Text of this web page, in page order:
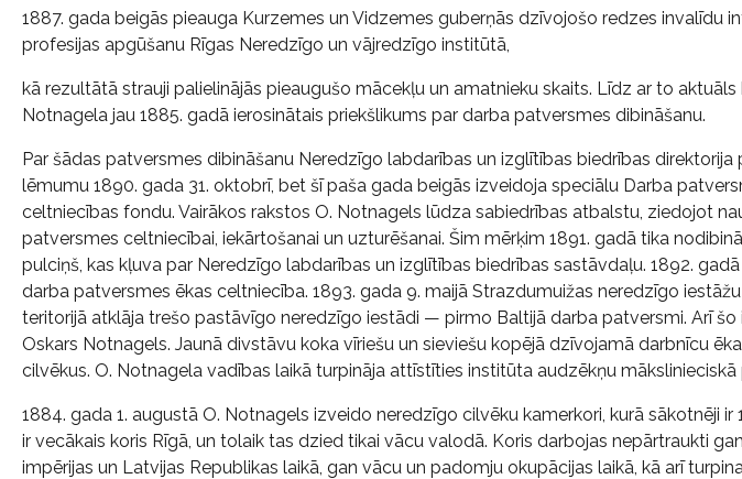
1887. gada beigās pieauga Kurzemes un Vidzemes guberņās dzīvojošo redzes invalīdu
profesijas apgūšanu Rīgas Neredzīgo un vājredzīgo institūtā,
kā rezultātā strauji palielinājās pieaugušo mācekļu un amatnieku skaits. Līdz ar to aktuāls
Notnagela jau 1885. gadā ierosinātais priekšlikums par darba patversmes dibināšanu.
Par šādas patversmes dibināšanu Neredzīgo labdarības un izglītības biedrības direktorija
lēmumu 1890. gada 31. oktobrī, bet šī paša gada beigās izveidoja speciālu Darba
celtniecības fondu. Vairākos rakstos O. Notnagels lūdza sabiedrības atbalstu, ziedojot
patversmes celtniecībai, iekārtošanai un uzturēšanai. Šim mērķim 1891. gadā tika
pulciņš, kas kļuva par Neredzīgo labdarības un izglītības biedrības sastāvdaļu. 1892.
darba patversmes ēkas celtniecība. 1893. gada 9. maijā Strazdumuižas neredzīgo
teritorijā atklāja trešo pastāvīgo neredzīgo iestādi — pirmo Baltijā darba patversmi. Arī šo
Oskars Notnagels. Jaunā divstāvu koka vīriešu un sieviešu kopējā dzīvojamā darbnīcu
cilvēkus. O. Notnagela vadības laikā turpināja attīstīties institūta audzēkņu mākslinieciskā
1884. gada 1. augustā O. Notnagels izveido neredzīgo cilvēku kamerkori, kurā sākotnēji ir
ir vecākais koris Rīgā, un tolaik tas dzied tikai vācu valodā. Koris darbojas nepārtraukti
impērijas un Latvijas Republikas laikā, gan vācu un padomju okupācijas laikā, kā arī